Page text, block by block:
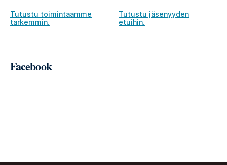
Tutustu toimintaamme
tarkemmin.
Tutustu jäsenyyden
etuihin.
Facebook